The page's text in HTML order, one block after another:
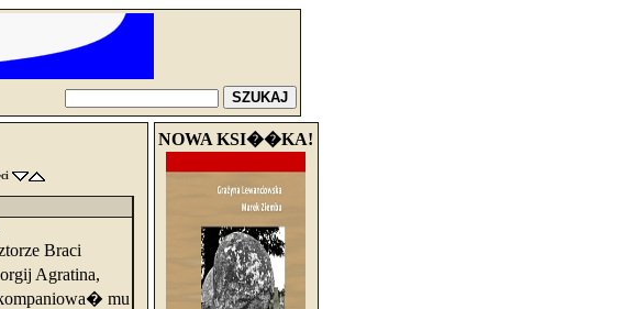
Braci
Agratina,
mu
NOWA KSI��KA!